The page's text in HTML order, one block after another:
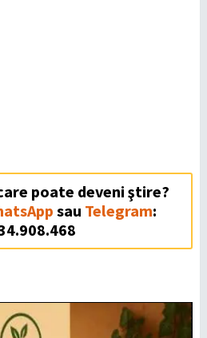
poate deveni ştire?
sau Telegram: